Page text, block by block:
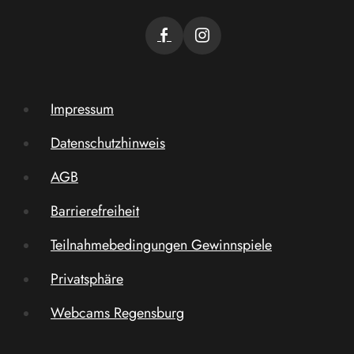
Impressum
Datenschutzhinweis
AGB
Barrierefreiheit
Teilnahmebedingungen Gewinnspiele
Privatsphäre
Webcams Regensburg